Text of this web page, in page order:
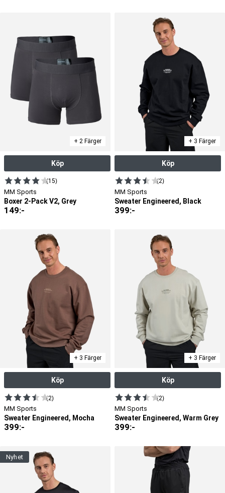
+ 2 Färger
Köp
(15)
MM Sports
Boxer 2-Pack V2, Grey
149:-
+ 3 Färger
Köp
(2)
MM Sports
Sweater Engineered, Black
399:-
+ 3 Färger
Köp
(2)
MM Sports
Sweater Engineered, Mocha
399:-
+ 3 Färger
Köp
(2)
MM Sports
Sweater Engineered, Warm Grey
399:-
nyhet